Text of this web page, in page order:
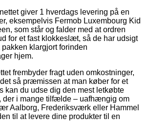
giver 1 hverdags levering på en
eksempelvis Fermob Luxembourg Kid
som står og falder med at ordren
for et fast klokkeslæt, så de har udsigt
klargjort forinden
hjem.
frembyder fragt uden omkostninger,
så præmissen at man køber for et
kan du udse dig den mest letkøbte
der i mange tilfælde – uafhængig om
Aalborg, Frederiksværk eller Hammel
til at levere dine produkter til en